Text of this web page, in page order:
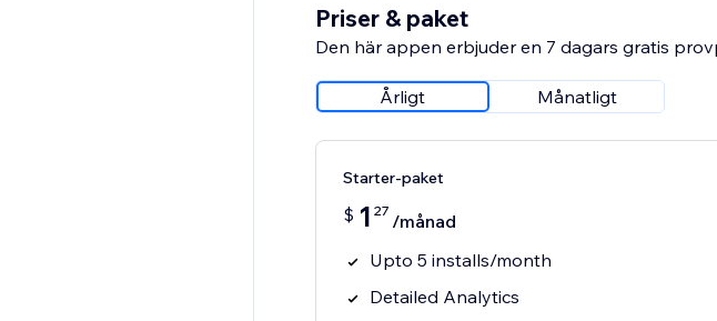
Priser & paket
Den här appen erbjuder en 7 dagars gratis
Årligt Månatligt
Starter-paket
$ 1 27 /månad
Upto 5 installs/month
Detailed Analytics